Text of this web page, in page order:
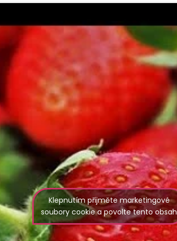
Klepnutím přijměte marketingové
soubory cookie a povolte tento obsah